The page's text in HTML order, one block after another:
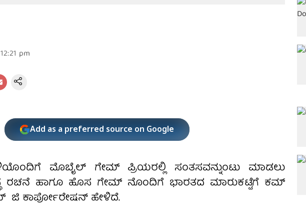
pm
Add as a preferred source on Google
ಮೊಬೈಲ್ ಗೇಮ್ ಪ್ರಿಯರಲ್ಲಿ ಸಂತಸವನ್ನುಂಟು ಮಾಡಲು
ರಚನೆ ಹಾಗೂ ಹೊಸ ಗೇಮ್ ನೊಂದಿಗೆ ಭಾರತದ ಮಾರುಕಟ್ಟೆಗೆ ಕಮ್
ಜಿ ಕಾರ್ಪೋರೇಷನ್ ಹೇಳಿದೆ.